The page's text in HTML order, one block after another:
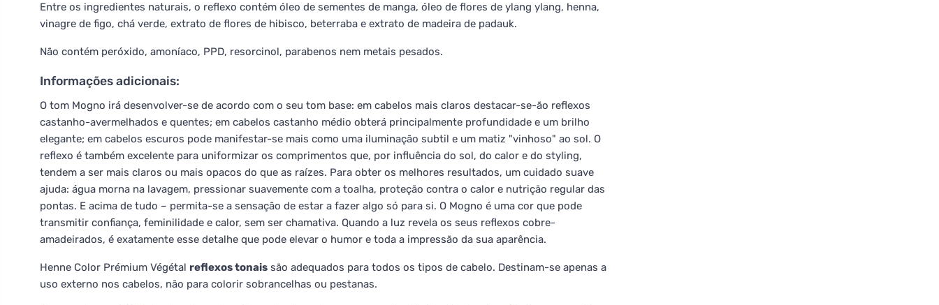
Entre os ingredientes naturais, o reflexo contém óleo de sementes de manga, óleo de flores de ylang ylang, henna,
vinagre de figo, chá verde, extrato de flores de hibisco, beterraba e extrato de madeira de padauk.
Não contém peróxido, amoníaco, PPD, resorcinol, parabenos nem metais pesados.
Informações adicionais:
O tom Mogno irá desenvolver-se de acordo com o seu tom base: em cabelos mais claros destacar-se-ão reflexos
castanho-avermelhados e quentes; em cabelos castanho médio obterá principalmente profundidade e um brilho
elegante; em cabelos escuros pode manifestar-se mais como uma iluminação subtil e um matiz "vinhoso" ao sol. O
reflexo é também excelente para uniformizar os comprimentos que, por influência do sol, do calor e do styling,
tendem a ser mais claros ou mais opacos do que as raízes. Para obter os melhores resultados, um cuidado suave
ajuda: água morna na lavagem, pressionar suavemente com a toalha, proteção contra o calor e nutrição regular das
pontas. E acima de tudo – permita-se a sensação de estar a fazer algo só para si. O Mogno é uma cor que pode
transmitir confiança, feminilidade e calor, sem ser chamativa. Quando a luz revela os seus reflexos cobre-
amadeirados, é exatamente esse detalhe que pode elevar o humor e toda a impressão da sua aparência.
Henne Color Prémium Végétal reflexos tonais são adequados para todos os tipos de cabelo. Destinam-se apenas a
uso externo nos cabelos, não para colorir sobrancelhas ou pestanas.